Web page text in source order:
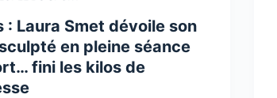
: Laura Smet dévoile son
en pleine séance
fini les kilos de